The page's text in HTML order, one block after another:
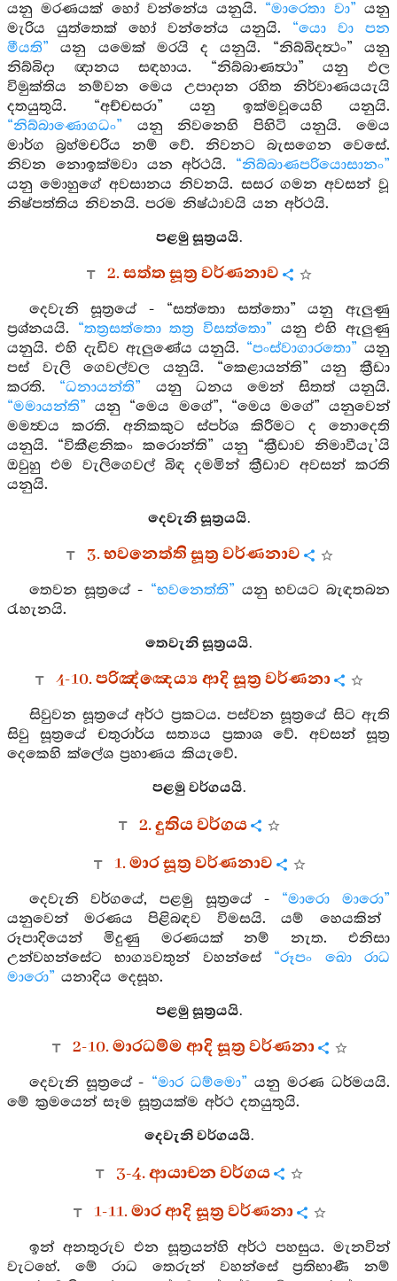
යනු මරණයක් හෝ වන්නේය යනුයි. “මාරෙතා වා” යනු
මැරිය යුත්තෙක් හෝ වන්නේය යනුයි. “යො වා පන
මීයති” යනු යමෙක් මරයි ද යනුයි. “නිබ්බිදත්‍ථං” යනු
නිබ්බිදා ඥානය සඳහාය. “නිබ්බාණත්‍ථා” යනු ඵල
විමුක්තිය නම්වන මෙය උපාදාන රහිත නිර්වාණයයැයි
දතයුතුයි. “අච්චසරා” යනු ඉක්මවූයෙහි යනුයි.
“නිබ්බාණොගධං” යනු නිවනෙහි පිහිටි යනුයි. මෙය
මාර්ග බ්‍රහ්මචරිය නම් වේ. නිවනට බැසගෙන වෙසේ.
නිවන නොඉක්මවා යන අර්ථයි. “නිබ්බාණපරියොසානං”
යනු මොහුගේ අවසානය නිවනයි. සසර ගමන අවසන් වූ
නිෂ්පත්තිය නිවනයි. පරම නිෂ්ඨාවයි යන අර්ථයි.
පළමු සූත්‍රයයි.
2. සත්ත සූත්‍ර වර්ණනාව
දෙවැනි සූත්‍රයේ - “සත්තො සත්තො” යනු ඇලුණු
ප්‍රශ්නයයි. “තත්‍රසත්තො තත්‍ර විසත්තො” යනු එහි ඇලුණු
යනුයි. එහි දැඩිව ඇලුණේය යනුයි. “පංස්වාගාරතො” යනු
පස් වැලි ගෙවල්වල යනුයි. “කෙළායන්ති” යනු ක්‍රීඩා
කරති. “ධනායන්ති” යනු ධනය මෙන් සිතත් යනුයි.
“මමායන්ති” යනු “මෙය මගේ”, “මෙය මගේ” යනුවෙන්
මමත්‍වය කරති. අනිකකුට ස්පර්ශ කිරීමට ද නොදෙති
යනුයි. “විකීළනිකං කරොන්ති” යනු “ක්‍රීඩාව නිමාවීයැ’යි
ඔවුහු එම වැලිගෙවල් බිඳ දමමින් ක්‍රීඩාව අවසන් කරති
යනුයි.
දෙවැනි සූත්‍රයයි.
3. භවනෙත්ති සූත්‍ර වර්ණනාව
තෙවන සූත්‍රයේ - “භවනෙත්ති” යනු භවයට බැඳතබන
රැහැනයි.
තෙවැනි සූත්‍රයයි.
4-10. පරිඤ්ඤෙය්‍ය ආදි සූත්‍ර වර්ණනා
සිවුවන සූත්‍රයේ අර්ථ ප්‍රකටය. පස්වන සූත්‍රයේ සිට ඇති
සිවු සූත්‍රයේ චතුරාර්ය සත්‍යය ප්‍රකාශ වේ. අවසන් සූත්‍ර
දෙකෙහි ක්ලේශ ප්‍රහාණය කියැවේ.
පළමු වර්ගයයි.
2. දුතිය වර්ගය
1. මාර සූත්‍ර වර්ණනාව
දෙවැනි වර්ගයේ, පළමු සූත්‍රයේ - “මාරො මාරො”
යනුවෙන් මරණය පිළිබඳව විමසයි. යම් හෙයකින්
රූපාදියෙන් මිදුණු මරණයක් නම් නැත. එනිසා
උන්වහන්සේට භාග්‍යවතුන් වහන්සේ “රූපං ඛො රාධ
මාරො” යනාදිය දෙසූහ.
පළමු සූත්‍රයයි.
2-10. මාරධම්ම ආදි සූත්‍ර වර්ණනා
දෙවැනි සූත්‍රයේ - “මාර ධම්මො” යනු මරණ ධර්මයයි.
මේ ක්‍රමයෙන් සෑම සූත්‍රයක්ම අර්ථ දතයුතුයි.
දෙවැනි වර්ගයයි.
3-4. ආයාචන වර්ගය
1-11. මාර ආදි සූත්‍ර වර්ණනා
ඉන් අනතුරුව එන සූත්‍රයන්හි අර්ථ පහසුය. මැනවින්
වැටහේ. මේ රාධ තෙරුන් වහන්සේ ප්‍රතිභාණී නම්